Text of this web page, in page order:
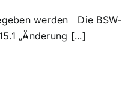
werden Die BSW-
„Änderung [...]